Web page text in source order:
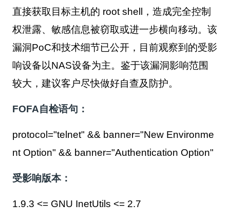
直接获取目标主机的 root shell，造成完全控制
权泄露、敏感信息被窃取或进一步横向移动。该
漏洞PoC和技术细节已公开，目前观察到的受影
响设备以NAS设备为主。鉴于该漏洞影响范围
较大，建议客户尽快做好自查及防护。
FOFA自检语句：
protocol="telnet" && banner="New Environme
nt Option" && banner="Authentication Option"
受影响版本：
1.9.3 <= GNU InetUtils <= 2.7